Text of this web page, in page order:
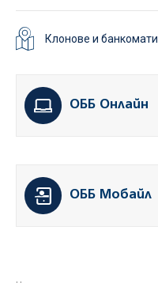
Клонове и банкомати
ОББ Онлайн
ОББ Мобайл